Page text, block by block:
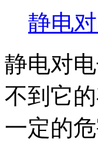
静电
静电对
不到它
一定的